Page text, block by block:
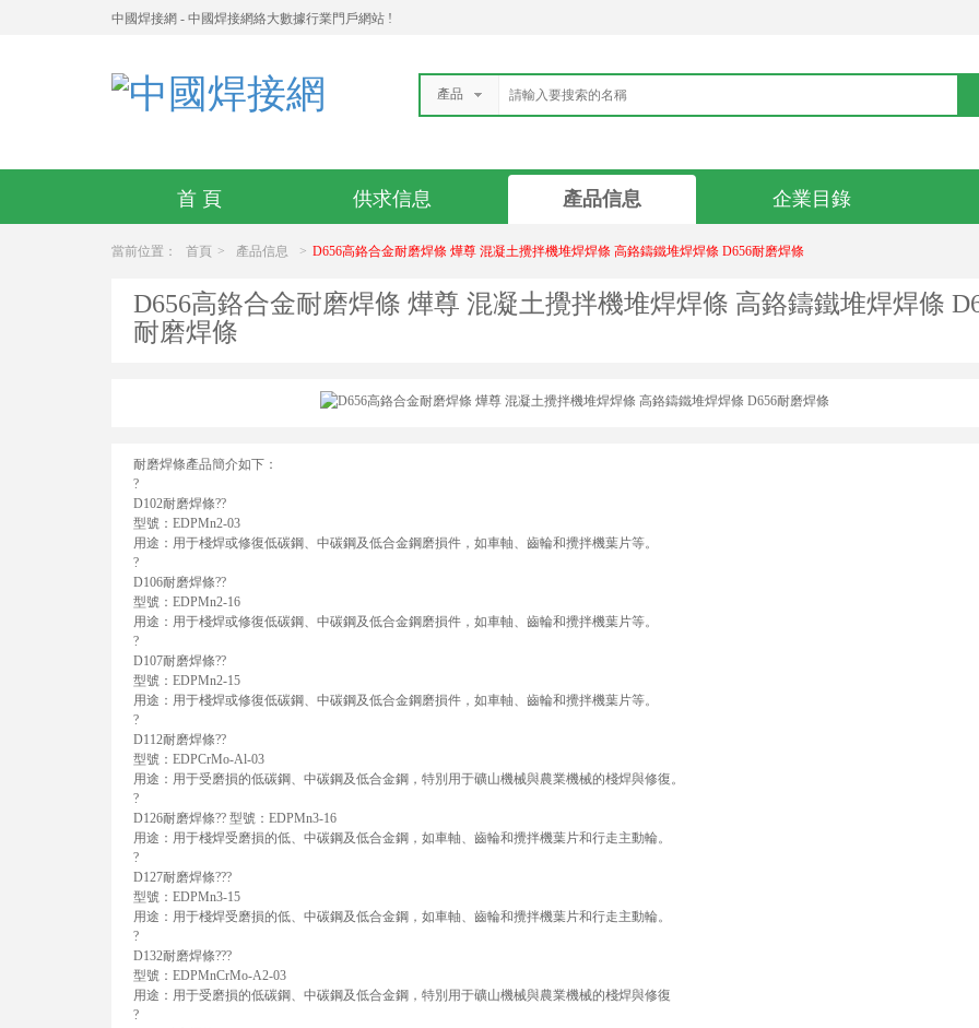
中國焊接網 - 中國焊接網絡大數據行業門戶網站 !
產品
首 頁 供求信息 產品信息 企業目錄
當前位置： 首頁 > 產品信息 > D656高鉻合金耐磨焊條 燁尊 混凝土攪拌機堆焊焊條 高鉻鑄鐵堆焊焊條 D656耐磨焊條
D656高鉻合金耐磨焊條 燁尊 混凝土攪拌機堆焊焊條 高鉻鑄鐵堆焊焊條
耐磨焊條
耐磨焊條產品簡介如下：
?
D102耐磨焊條??
型號：EDPMn2-03
用途：用于棧焊或修復低碳鋼、中碳鋼及低合金鋼磨損件，如車軸、齒輪和攪拌機葉片等。
?
D106耐磨焊條??
型號：EDPMn2-16
用途：用于棧焊或修復低碳鋼、中碳鋼及低合金鋼磨損件，如車軸、齒輪和攪拌機葉片等。
?
D107耐磨焊條??
型號：EDPMn2-15
用途：用于棧焊或修復低碳鋼、中碳鋼及低合金鋼磨損件，如車軸、齒輪和攪拌機葉片等。
?
D112耐磨焊條??
型號：EDPCrMo-Al-03
用途：用于受磨損的低碳鋼、中碳鋼及低合金鋼，特別用于礦山機械與農業機械的棧焊與修復。
?
D126耐磨焊條?? 型號：EDPMn3-16
用途：用于棧焊受磨損的低、中碳鋼及低合金鋼，如車軸、齒輪和攪拌機葉片和行走主動輪。
?
D127耐磨焊條???
型號：EDPMn3-15
用途：用于棧焊受磨損的低、中碳鋼及低合金鋼，如車軸、齒輪和攪拌機葉片和行走主動輪。
?
D132耐磨焊條???
型號：EDPMnCrMo-A2-03
用途：用于受磨損的低碳鋼、中碳鋼及低合金鋼，特別用于礦山機械與農業機械的棧焊與修復
?